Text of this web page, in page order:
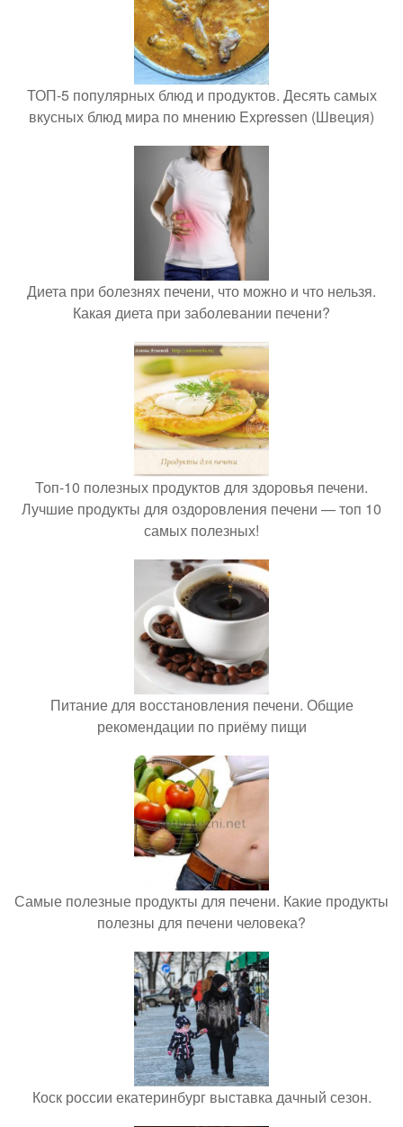
ТОП-5 популярных блюд и продуктов. Десять самых
вкусных блюд мира по мнению Expressen (Швеция)
Диета при болезнях печени, что можно и что нельзя.
Какая диета при заболевании печени?
Топ-10 полезных продуктов для здоровья печени.
Лучшие продукты для оздоровления печени — топ 10
самых полезных!
Питание для восстановления печени. Общие
рекомендации по приёму пищи
Самые полезные продукты для печени. Какие продукты
полезны для печени человека?
Коск россии екатеринбург выставка дачный сезон.